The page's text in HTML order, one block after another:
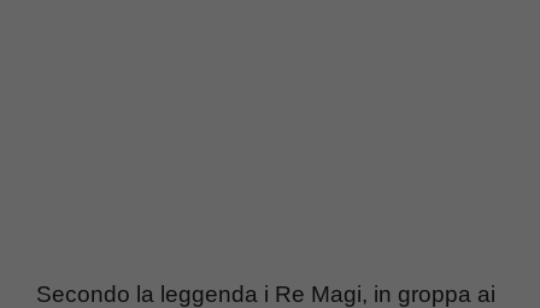
Secondo la leggenda i Re Magi, in groppa ai